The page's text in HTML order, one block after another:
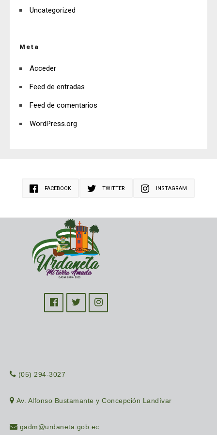
Uncategorized
Meta
Acceder
Feed de entradas
Feed de comentarios
WordPress.org
FACEBOOK TWITTER INSTAGRAM
(05) 294-3027
Av. Alfonso Bustamante y Concepción Landívar
gadm@urdaneta.gob.ec